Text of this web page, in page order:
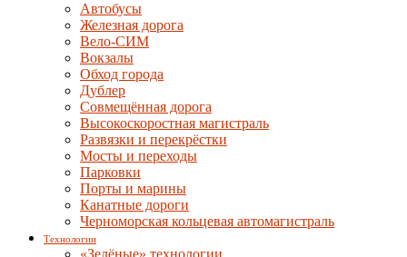
Автобусы
Железная дорога
Вело-СИМ
Вокзалы
Обход города
Дублер
Совмещённая дорога
Высокоскоростная магистраль
Развязки и перекрёстки
Мосты и переходы
Парковки
Порты и марины
Канатные дороги
Черноморская кольцевая автомагистраль
Технологии
«Зелёные» технологии